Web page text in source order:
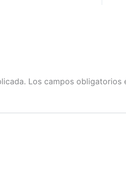
Los campos obligatorios